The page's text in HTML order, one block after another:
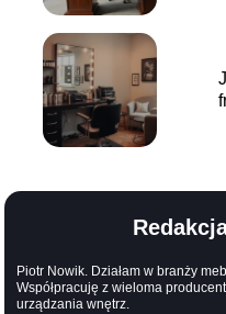
Piotr Nowik. Działam w branży
Współpracuję z wieloma
urządzania wnętrz.